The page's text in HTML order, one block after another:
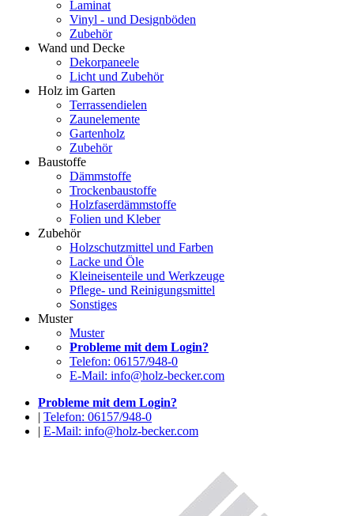
Laminat
Vinyl - und Designböden
Zubehör
Wand und Decke
Dekorpaneele
Licht und Zubehör
Holz im Garten
Terrassendielen
Zaunelemente
Gartenholz
Zubehör
Baustoffe
Dämmstoffe
Trockenbaustoffe
Holzfaserdämmstoffe
Folien und Kleber
Zubehör
Holzschutzmittel und Farben
Lacke und Öle
Kleineisenteile und Werkzeuge
Pflege- und Reinigungsmittel
Sonstiges
Muster
Muster
Probleme mit dem Login?
Telefon: 06157/948-0
E-Mail: info@holz-becker.com
Probleme mit dem Login?
| Telefon: 06157/948-0
| E-Mail: info@holz-becker.com